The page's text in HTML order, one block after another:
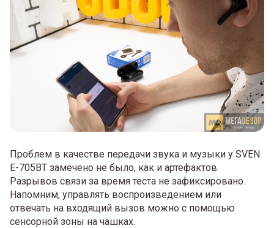
Проблем в качестве передачи звука и музыки у SVEN
E-705BT замечено не было, как и артефактов.
Разрывов связи за время теста не зафиксировано.
Напомним, управлять воспроизведением или
отвечать на входящий вызов можно с помощью
сенсорной зоны на чашках.